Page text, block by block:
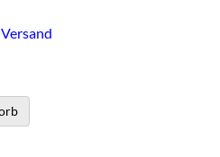
Versand